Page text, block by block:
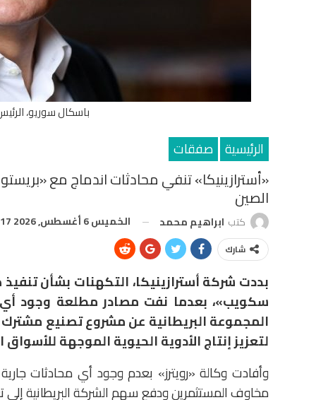
باسكال سوريو،
الرئيسية صفقات
«أسترازينيكا» تنفي محادثات اندماج مع
الصين
كتب ابراهيم محمد الخميس 6 أغسطس, 2026 3:17 م
شارك
بددت شركة أسترازينيكا، التكهنات بشأن
سكويب»، بعدما نفت مصادر مطلعة وجود أي
لتعزيز إنتاج الأدوية الحيوية الموجهة للأسواق
وأفادت وكالة «رويترز» بعدم وجود أي محادثات